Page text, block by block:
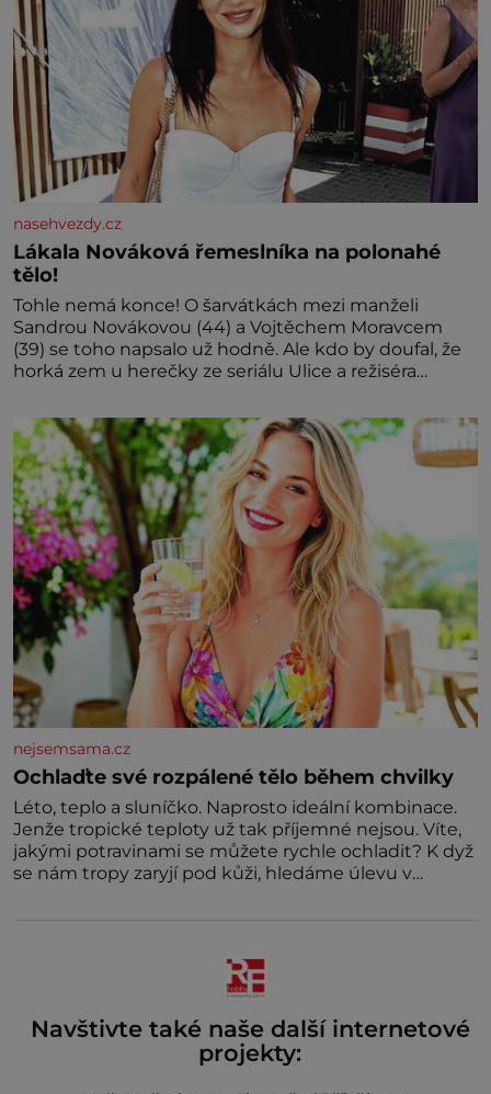
nasehvezdy.cz
Lákala Nováková řemeslníka na polonahé
tělo!
Tohle nemá konce! O šarvátkách mezi manželi
Sandrou Novákovou (44) a Vojtěchem Moravcem
(39) se toho napsalo už hodně. Ale kdo by doufal, že
horká zem u herečky ze seriálu Ulice a režiséra
nejsemsama.cz
Ochlaďte své rozpálené tělo během chvilky
Léto, teplo a sluníčko. Naprosto ideální kombinace.
Jenže tropické teploty už tak příjemné nejsou. Víte,
jakými potravinami se můžete rychle ochladit? K dyž
se nám tropy zaryjí pod kůži, hledáme úlevu v
Navštivte také naše další internetové
projekty: